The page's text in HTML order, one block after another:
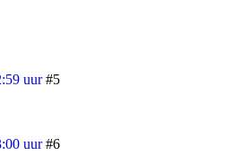
uur #5
uur #6